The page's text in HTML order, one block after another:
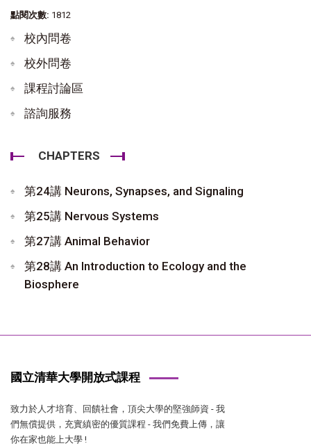
點閱次數: 1812
校內問卷
校外問卷
課程討論區
諮詢服務
CHAPTERS
第24講 Neurons, Synapses, and Signaling
第25講 Nervous Systems
第27講 Animal Behavior
第28講 An Introduction to Ecology and the
Biosphere
國立清華大學開放式課程
致力於人才培育、回饋社會，頂尖大學的堅強師資 - 我
們無償提供，充實縝密的優質課程 - 我們免費上傳，讓
你在家也能上大學 !